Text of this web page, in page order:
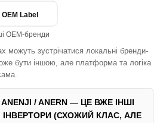
OEM Label
OEM-бренди
можуть зустрічатися локальні бренди-
бути іншою, але платформа та логіка
/ ANERN — ЦЕ ВЖЕ ІНШІ
ІНВЕРТОРИ (СХОЖИЙ КЛАС, АЛЕ